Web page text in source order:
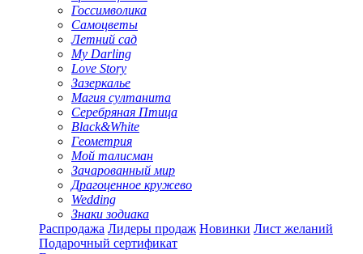
Госсимволика
Самоцветы
Летний сад
My Darling
Love Story
Зазеркалье
Магия султанита
Серебряная Птица
Black&White
Геометрия
Мой талисман
Зачарованный мир
Драгоценное кружево
Wedding
Знаки зодиака
Распродажа Лидеры продаж Новинки Лист желаний
Подарочный сертификат